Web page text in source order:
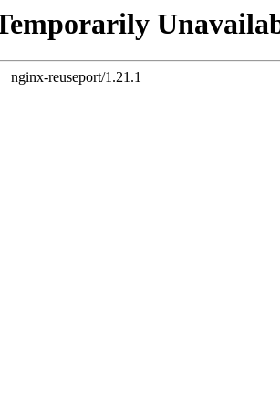
nginx-reuseport/1.21.1